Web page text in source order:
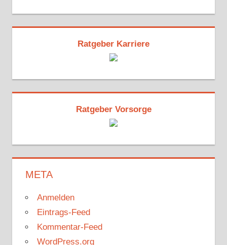
Ratgeber Karriere
Ratgeber Vorsorge
META
Anmelden
Eintrags-Feed
Kommentar-Feed
WordPress.org